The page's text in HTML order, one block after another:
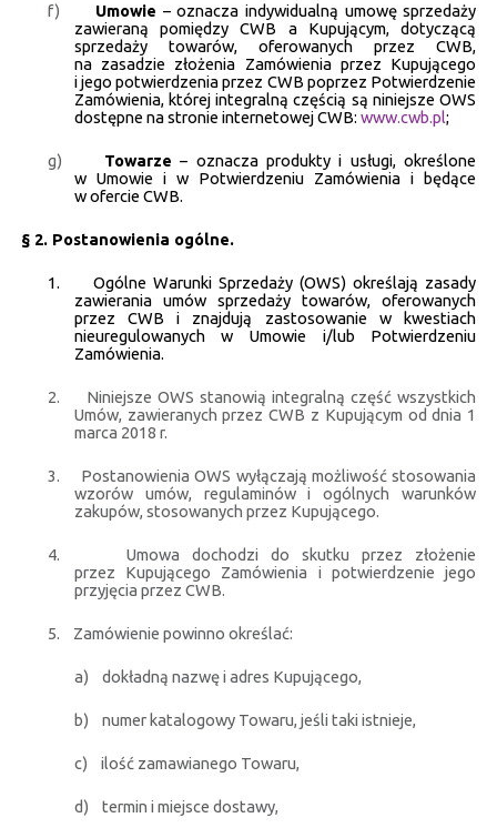
f) Umowie – oznacza indywidualną umowę sprzedaży
zawieraną pomiędzy CWB a Kupującym, dotyczącą
sprzedaży towarów, oferowanych przez CWB,
na zasadzie złożenia Zamówienia przez Kupującego
i jego potwierdzenia przez CWB poprzez Potwierdzenie
Zamówienia, której integralną częścią są niniejsze OWS
dostępne na stronie internetowej CWB: www.cwb.pl;
g) Towarze – oznacza produkty i usługi, określone
w Umowie i w Potwierdzeniu Zamówienia i będące
w ofercie CWB.
§ 2. Postanowienia ogólne.
1.
Ogólne Warunki Sprzedaży (OWS) określają zasady
zawierania umów sprzedaży towarów, oferowanych
przez CWB i znajdują zastosowanie w kwestiach
nieuregulowanych w Umowie i/lub Potwierdzeniu
Zamówienia.
2.
Niniejsze OWS stanowią integralną część wszystkich
Umów, zawieranych przez CWB z Kupującym od dnia 1
marca 2018 r.
3.
Postanowienia OWS wyłączają możliwość stosowania
wzorów umów, regulaminów i ogólnych warunków
zakupów, stosowanych przez Kupującego.
4.
Umowa dochodzi do skutku przez złożenie
przez Kupującego Zamówienia i potwierdzenie jego
przyjęcia przez CWB.
5. Zamówienie powinno określać:
a) dokładną nazwę i adres Kupującego,
b) numer katalogowy Towaru, jeśli taki istnieje,
c) ilość zamawianego Towaru,
d) termin i miejsce dostawy,